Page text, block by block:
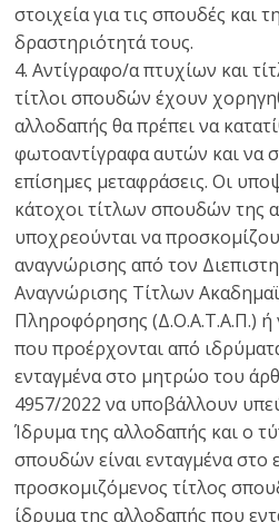
στοιχεία για τις σπουδές και
δραστηριότητά τους.
4. Αντίγραφο/α πτυχίων και
τίτλοι σπουδών έχουν
αλλοδαπής θα πρέπει να
φωτοαντίγραφα αυτών και να
επίσημες μεταφράσεις. Οι
κάτοχοι τίτλων σπουδών της
υποχρεούνται να
αναγνώρισης από τον
Αναγνώρισης Τίτλων
Πληροφόρησης (Δ.Ο.Α.Τ.Α.Π.) ή
που προέρχονται από
ενταγμένα στο μητρώο του
4957/2022 να υποβάλλουν
Ίδρυμα της αλλοδαπής και ο
σπουδών είναι ενταγμένα
προσκομιζόμενος τίτλος
ίδρυμα της αλλοδαπής που